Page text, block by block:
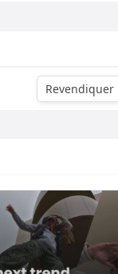
Revendiquer